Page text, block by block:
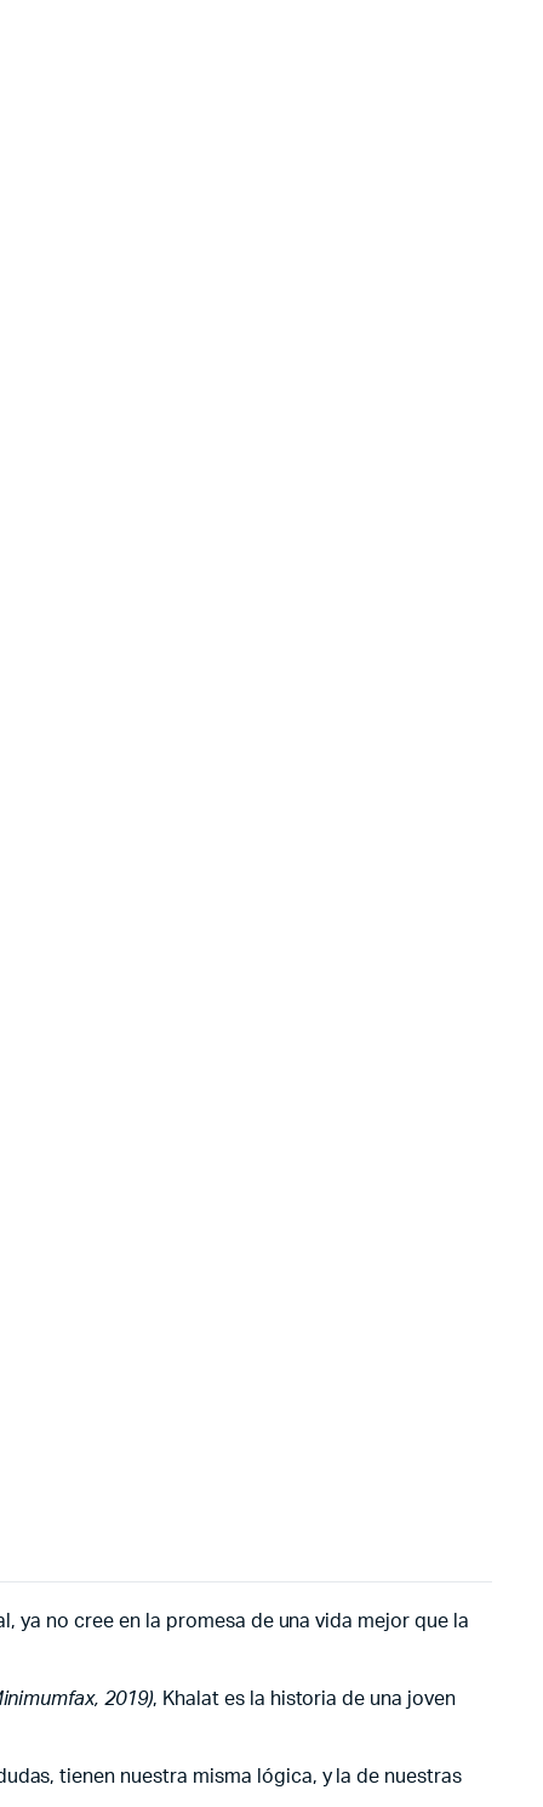
ya no cree en la promesa de una vida mejor que la
2019), Khalat es la historia de una joven
tienen nuestra misma lógica, y la de nuestras